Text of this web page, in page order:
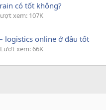
có tốt không?
xem: 107K
logistics online ở đâu tốt
Lượt xem: 66K